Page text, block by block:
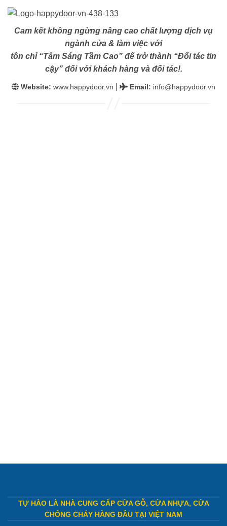
Cam kết không ngừng nâng cao chất lượng dịch vụ
ngành cửa & làm việc với
tôn chỉ “Tâm Sáng Tầm Cao” để trở thành “Đối tác tin
cậy” đối với khách hàng và đối tác!.
Website: www.happydoor.vn Email: info@happydoor.vn
TỰ HÀO LÀ NHÀ CUNG CẤP CỬA GỖ, CỬA NHỰA, CỬA
CHỐNG CHÁY HÀNG ĐẦU TẠI VIỆT NAM